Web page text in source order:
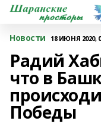
Новости 18 ИЮНЯ 2020,
Радий
что в
Победы